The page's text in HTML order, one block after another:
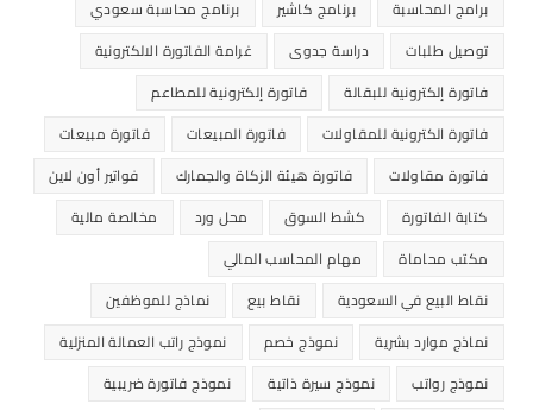
برامج المحاسبة
برنامج كاشير
برنامج محاسبة سعودي
توصيل طلبات
دراسة جدوى
غرامة الفاتورة الالكترونية
فاتورة إلكترونية للبقالة
فاتورة إلكترونية للمطاعم
فاتورة الكترونية للمقاولات
فاتورة المبيعات
فاتورة مبيعات
فاتورة مقاولات
فاتورة هيئة الزكاة والجمارك
فواتير أون لاين
كتابة الفاتورة
كشط السوق محل ورد
مخالصة مالية
مكتب محاماة
مهام المحاسب المالي
نقاط البيع في السعودية
نقاط بيع
نماذج للموظفين
نماذج موارد بشرية
نموذج خصم
نموذج راتب العمالة المنزلية
نموذج رواتب
نموذج سيرة ذاتية
نموذج فاتورة ضريبية